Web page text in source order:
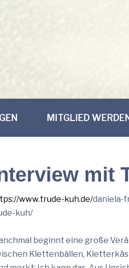
MITGLIED WERDEN
mit
www.trude-kuh.de/daniela-
kuh/
beginnt eine große
Klettenbällen,